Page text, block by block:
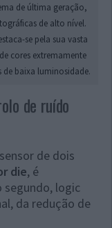
de última geração,
de alto nível.
se pela sua vasta
cores extremamente
de baixa luminosidade.
de ruído
de dois
die, é
segundo, logic
da redução de